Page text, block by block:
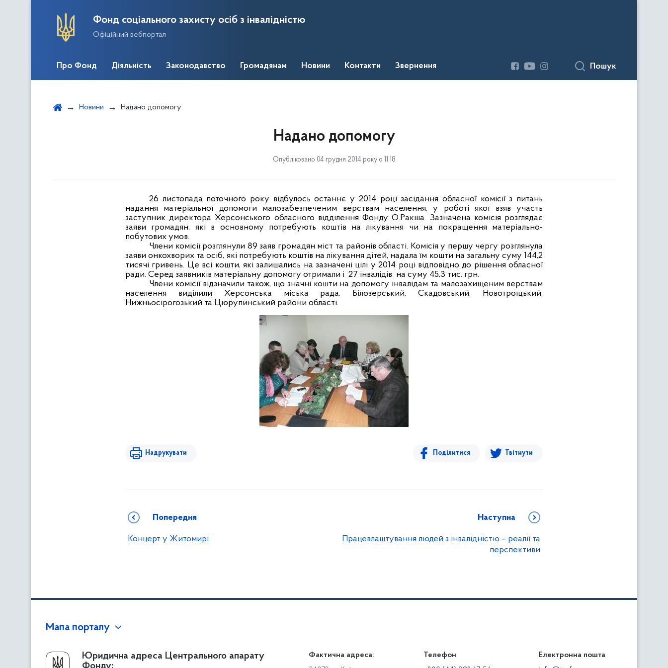
Фонд соціального захисту осіб з інвалідністю
Офіційний вебпортал
Про Фонд Діяльність Законодавство Громадянам Новини Контакти Звернення Пошук
Новини Надано допомогу
Надано допомогу
Опубліковано 04 грудня 2014 року о 11:18
26 листопада поточного року відбулось останнє у 2014 році засідання обласної комісії з питань
надання матеріальної допомоги малозабезпеченим верствам населення, у роботі якої взяв участь
заступник директора Херсонського обласного відділення Фонду О.Ракша. Зазначена комісія розглядає
заяви громадян, які в основному потребують коштів на лікування чи на покращення матеріально-
побутових умов.
Члени комісії розглянули 89 заяв громадян міст та районів області. Комісія у першу чергу розглянула
заяви онкохворих та осіб, які потребують коштів на лікування дітей, надала їм кошти на загальну суму 144,2
тисячі гривень. Це всі кошти, які залишались на зазначені цілі у 2014 році відповідно до рішення обласної
ради. Серед заявників матеріальну допомогу отримали і 27 інвалідів на суму 45,3 тис. грн.
Члени комісії відзначили також, що значні кошти на допомогу інвалідам та малозахищеним верствам
населення виділили Херсонська міська рада, Білозерський, Скадовський, Новотроїцький,
Нижньосірогозький та Цюрупинський райони області.
Надрукувати Поділитися Твітнути
Попередня
Концерт у Житомирі
Наступна
Працевлаштування людей з інвалідністю – реалії та
перспективи
Мапа порталу
Про Фонд Громадянам Діяльність
Юридична адреса Центрального апарату
Фонду:
Фактична адреса:
Телефон
Електронна пошта